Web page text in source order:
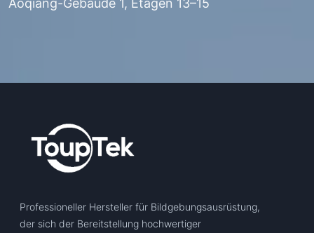
Aoqiang-Gebäude 1, Etagen 13–15
Professioneller Hersteller für Bildgebungsausrüstung,
der sich der Bereitstellung hochwertiger